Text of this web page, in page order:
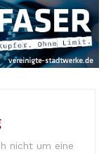
nicht um eine